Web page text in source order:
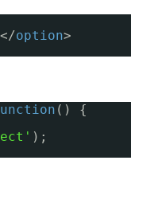
option>
() {
);